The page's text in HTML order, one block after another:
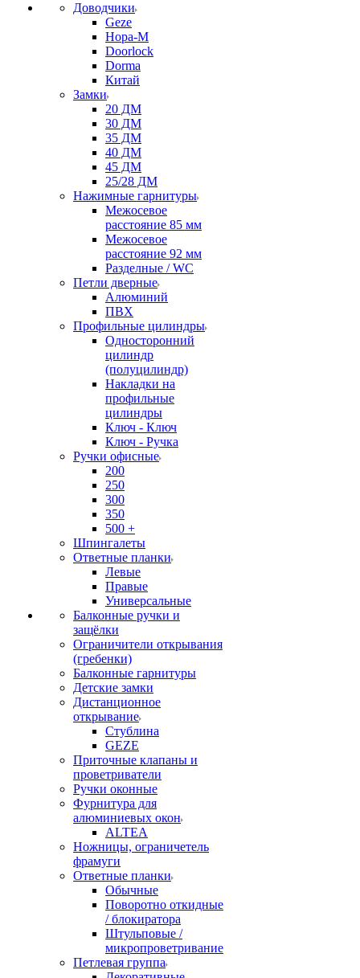
Доводчики
Geze
Нора-М
Doorlock
Dorma
Китай
Замки
20 ДМ
30 ДМ
35 ДМ
40 ДМ
45 ДМ
25/28 ДМ
Нажимные гарнитуры
Межосевое
расстояние 85 мм
Межосевое
расстояние 92 мм
Разделные / WC
Петли дверные
Алюминий
ПВХ
Профильные цилиндры
Односторонний
цилиндр
(полуцилиндр)
Накладки на
профильные
цилиндры
Ключ - Ключ
Ключ - Ручка
Ручки офисные
200
250
300
350
500 +
Шпингалеты
Ответные планки
Левые
Правые
Универсальные
Балконные ручки и
защёлки
Ограничители открывания
(гребенки)
Балконные гарнитуры
Детские замки
Дистанционное
открывание
Стублина
GEZE
Приточные клапаны и
проветриватели
Ручки оконные
Фурнитура для
алюминиевых окон
ALTEA
Ножницы, ограничетель
фрамуги
Ответные планки
Обычные
Поворотно откидные
/ блокиратора
Штульповые /
микропроветривание
Петлевая группа